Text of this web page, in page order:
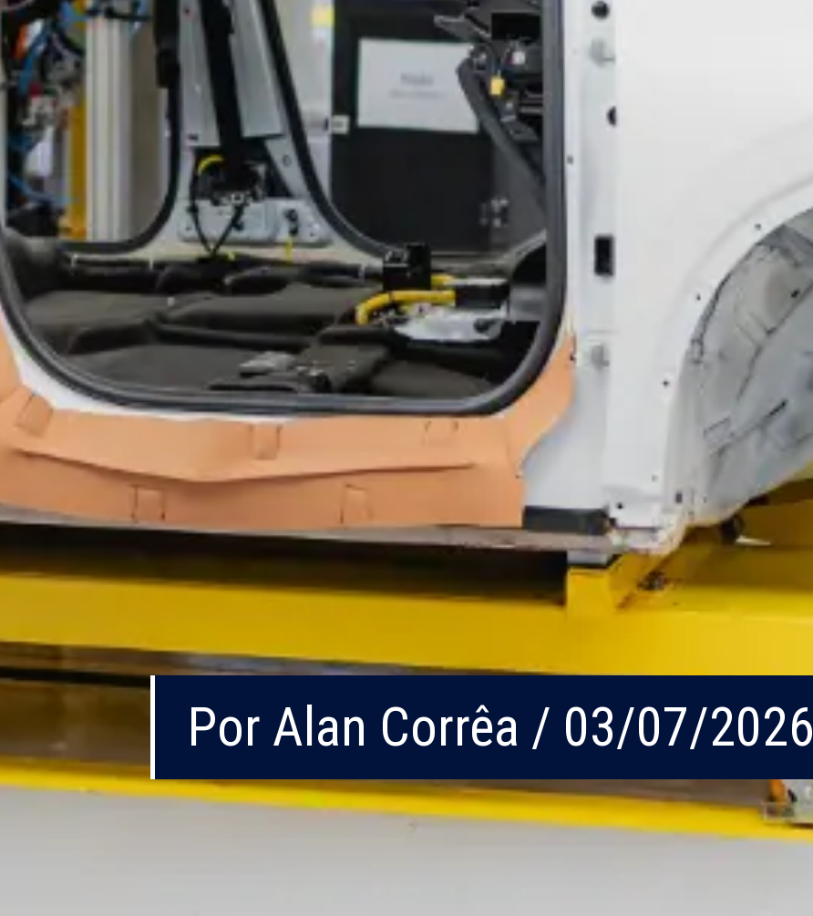
Por Alan Corrêa / 03/07/2026
Por Alan Corrêa / 03/07/2026